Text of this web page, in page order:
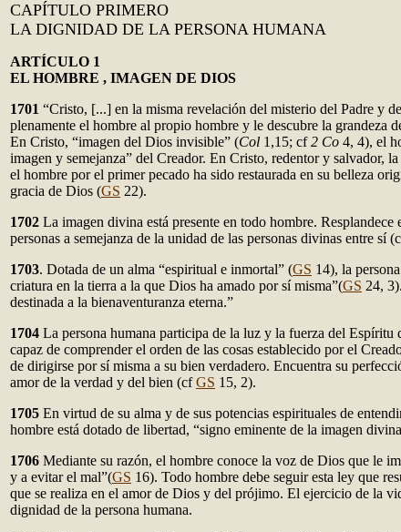
CAPÍTULO PRIMERO
LA DIGNIDAD DE LA PERSONA HUMANA
ARTÍCULO 1
EL HOMBRE , IMAGEN DE DIOS
1701 “Cristo, [...] en la misma revelación del misterio del Padre y
plenamente el hombre al propio hombre y le descubre la grandeza
En Cristo, “imagen del Dios invisible” (Col 1,15; cf2 Co 4, 4), el
imagen y semejanza” del Creador. En Cristo, redentor y salvador,
el hombre por el primer pecado ha sido restaurada en su belleza
gracia de Dios (GS 22).
1702 La imagen divina está presente en todo hombre. Resplandece
personas a semejanza de la unidad de las personas divinas entre sí
1703. Dotada de un alma “espiritual e inmortal” (GS 14), la
criatura en la tierra a la que Dios ha amado por sí misma”(GS 24,
destinada a la bienaventuranza eterna.”
1704 La persona humana participa de la luz y la fuerza del Espíritu
capaz de comprender el orden de las cosas establecido por el
de dirigirse por sí misma a su bien verdadero. Encuentra su
amor de la verdad y del bien (cfGS 15, 2).
1705 En virtud de su alma y de sus potencias espirituales de
hombre está dotado de libertad, “signo eminente de la imagen
1706 Mediante su razón, el hombre conoce la voz de Dios que le
y a evitar el mal”(GS 16). Todo hombre debe seguir esta ley que
que se realiza en el amor de Dios y del prójimo. El ejercicio de la
dignidad de la persona humana.